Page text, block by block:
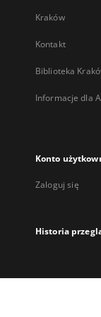
Kraków
Kontakt
Biblioteka
Informacje dla
Konto
Zaloguj się
Historia